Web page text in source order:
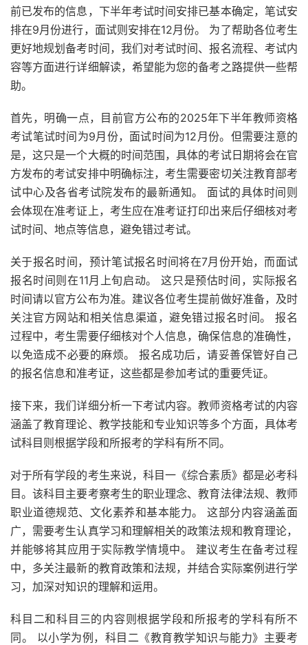
前已发布的信息，下半年考试时间安排已基本确定，笔试安
排在9月份进行，面试则安排在12月份。 为了帮助各位考生
更好地规划备考时间，我们对考试时间、报名流程、考试内
容等方面进行详细解读，希望能为您的备考之路提供一些帮
助。
首先，明确一点，目前官方公布的2025年下半年教师资格
考试笔试时间为9月份，面试时间为12月份。但需要注意的
是，这只是一个大概的时间范围，具体的考试日期将会在官
方发布的考试安排中明确标注，考生需要密切关注教育部考
试中心及各省考试院发布的最新通知。 面试的具体时间则
会体现在准考证上，考生应在准考证打印出来后仔细核对考
试时间、地点等信息，避免错过考试。
关于报名时间，预计笔试报名时间将在7月份开始，而面试
报名时间则在11月上旬启动。 这只是预估时间，实际报名
时间请以官方公布为准。建议各位考生提前做好准备，及时
关注官方网站和相关信息渠道，避免错过报名时间。 报名
过程中，考生需要仔细核对个人信息，确保信息的准确性，
以免造成不必要的麻烦。 报名成功后，请妥善保管好自己
的报名信息和准考证，这些都是参加考试的重要凭证。
接下来，我们详细分析一下考试内容。教师资格考试的内容
涵盖了教育理论、教学技能和专业知识等多个方面，具体考
试科目则根据学段和所报考的学科有所不同。
对于所有学段的考生来说，科目一《综合素质》都是必考科
目。该科目主要考察考生的职业理念、教育法律法规、教师
职业道德规范、文化素养和基本能力。 这部分内容涵盖面
广，需要考生认真学习和理解相关的政策法规和教育理论，
并能够将其应用于实际教学情境中。 建议考生在备考过程
中，多关注最新的教育政策和法规，并结合实际案例进行学
习，加深对知识的理解和运用。
科目二和科目三的内容则根据学段和所报考的学科有所不
同。 以小学为例，科目二《教育教学知识与能力》主要考